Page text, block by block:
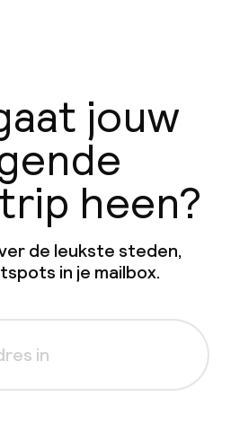
jouw
heen?
de leukste steden,
in je mailbox.